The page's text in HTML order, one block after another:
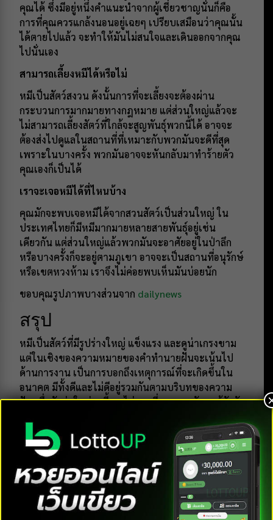
คุณได้ ซึ่งมีอยู่หนึ่งคำแนะนำจากผู้เชี่ยวชาญนั่นก็คือ
การที่คุณควรแกล้งนอนอยู่เฉยๆ เปรียบเสมือนว่าคุณนั้น
ได้ตายไปแล้ว จะทำให้มันไม่สนใจและเดินออกจากคุณ
ไปนั่นเอง
สามารถเลี้ยงหมีได้หรือไม่
หมีเป็นสัตว์สงวน ดังนั้นการที่จะเลี้ยงจะต้องผ่าน
กระบวนการมากมายทางกฎหมาย แต่ส่วนใหญ่แล้วจะ
ไม่สามารถเลี้ยงสัตว์ที่ใกล้จะสูญพันธุ์พวกนี้ได้ อาจจะ
ต้องส่งไปดูแลในสถานที่ที่เหมาะกับพวกมันจะดีที่สุด
เพราะในบางครั้ง พวกมันอาจจะหันกลับมาทำร้ายตัว
คุณเองก็เป็นได้
เราจะเจอหมีได้ที่ไหนบ้าง
คุณมักจะพบเจอหมีได้จากสวนสัตว์เป็นส่วนใหญ่ ใน
ประเทศไทยก็มีหมีมากมายหลายสายพันธุ์อยู่เช่น
เดียวกัน แต่ส่วนใหญ่แล้วพวกมันจะอาศัยอยู่ในป่าลึก
หรือบางครั้งก็จะอยู่ตามภูเขา อาจจะเป็นสถานที่อนุรักษ์
หรือเขตหวงห้าม เราจึงไม่ค่อยพบเห็นมันบ่อยนัก
ขอบคุณรูปภาพบางส่วนจาก dailynews
สรุป
หมีเป็นสัตว์ที่มีรูปร่างใหญ่ แข็งแรง และดูน่าเกรงขาม
แต่ในเชิงของความหมายของคำทำนายฝันจะเน้นไป
ด้านการงาน เป็นการบอกถึงเหตุการณ์ที่จะเกิดขึ้นใน
อนาคต มีทั้งดีและไม่ดีอยู่รวมกันตามบริบทของความ
ฝัน เชื่อกันว่าในช่วงนี้คุณไม่ควรที่จะลงทุนกับคนรู้จักสัก
ผลตอบแทนที่คุ้มค่ามากกว่า เพราะเป็นช่วงจังหวะที่
คุณดวงดีเอามากๆ จึงแนะนำให้ไปเดิมพันหวยกับ
365kub และเว็บเศรษฐี จะดีกว่า